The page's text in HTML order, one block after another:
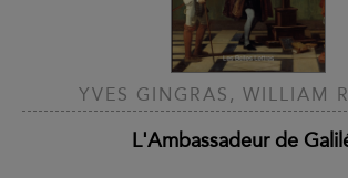
YVES GINGRAS, WILLIAM
L'Ambassadeur de